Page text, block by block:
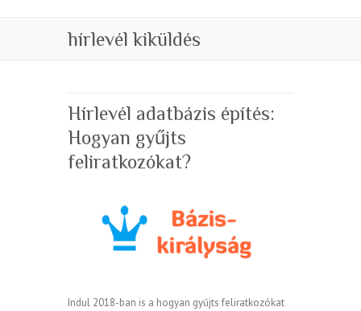
hírlevél kiküldés
Hírlevél adatbázis építés:
Hogyan gyűjts
feliratkozókat?
Indul 2018-ban is a hogyan gyűjts feliratkozókat